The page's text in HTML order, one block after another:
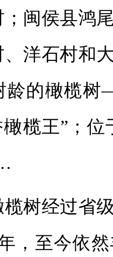
闽侯县鸿
洋石村和
龄的橄榄
榄王”；
经过省级
，至今依